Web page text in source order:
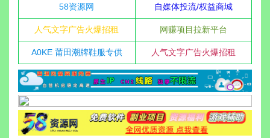
58资源网 自媒体投流/权益商城
人气文字广告火爆招租 网赚项目拉新平台
A0KE 莆田潮牌鞋服专供 人气文字广告火爆招租